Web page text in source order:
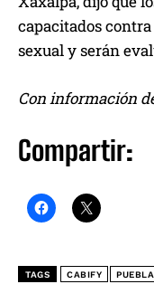
capacitados
sexual y serán
Con información
Compartir:
TAGS CABIFY PUEBLA